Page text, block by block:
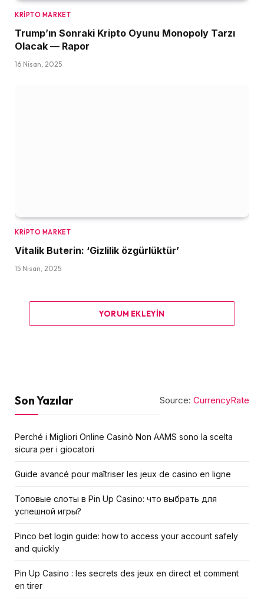
KRIPTO MARKET
Trump’ın Sonraki Kripto Oyunu Monopoly Tarzı
Olacak — Rapor
16 Nisan, 2025
KRIPTO MARKET
Vitalik Buterin: ‘Gizlilik özgürlüktür’
15 Nisan, 2025
YORUM EKLEYIN
Source: CurrencyRate
Son Yazılar
Perché i Migliori Online Casinò Non AAMS sono la scelta
sicura per i giocatori
Guide avancé pour maîtriser les jeux de casino en ligne
Топовые слоты в Pin Up Casino: что выбрать для
успешной игры?
Pinco bet login guide: how to access your account safely
and quickly
Pin Up Casino : les secrets des jeux en direct et comment
en tirer